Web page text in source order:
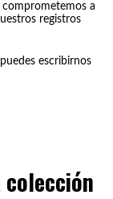
a
registros
escribirnos